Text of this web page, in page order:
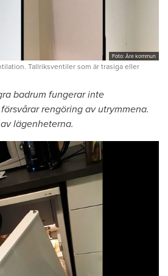
Foto: Åre kommun
Tallriksventiler som är trasiga eller
badrum fungerar inte
rengöring av utrymmena.
lägenheterna.